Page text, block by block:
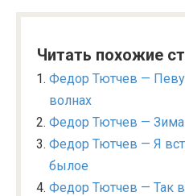
Читать похожие
Федор Тютчев —
волнах
Федор Тютчев — Зима
Федор Тютчев — Я
былое
Федор Тютчев — Так